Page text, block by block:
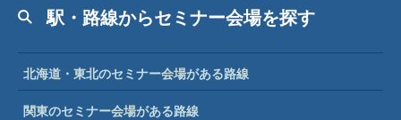
駅・路線からセミナー会場を探す
北海道・東北のセミナー会場がある路線
関東のセミナー会場がある路線